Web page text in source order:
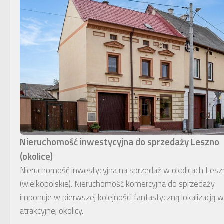
Nieruchomość inwestycyjna do sprzedaży Leszno
(okolice)
Nieruchomość inwestycyjna na sprzedaż w okolicach
(wielkopolskie). Nieruchomość komercyjna do sprzedaży
imponuje w pierwszej kolejności fantastyczną lokalizacją w
atrakcyjnej okolicy.